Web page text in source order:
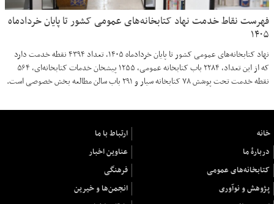
فهرست نقاط خدمت نهاد کتابخانه‌های عمومی کشور تا پایان خردادماه
۱۴۰۵
نهاد کتابخانه‌های عمومی کشور تا پایان خردادماه ۱۴۰۵، تعداد ۴۳۹۴ نقطه خدمت دارد
که از این تعداد، ۲۲۸۴ باب کتابخانه عمومی، ۱۲۵۵ پیشخان خدمات کتابخانه‌ای، ۵۶۴
نقطه خدمت تحت پوشش ۷۸ کتابخانه سیار و ۲۹۱ باب سالن مطالعه بخش خصوصی است.
خانه
ارتباط با ما
دربارهٔ ما
عناوین اخبار
کتابخانه‌های عمومی
فرهنگی
پژوهش و نوآوری
انجمن‌ها و خیرین